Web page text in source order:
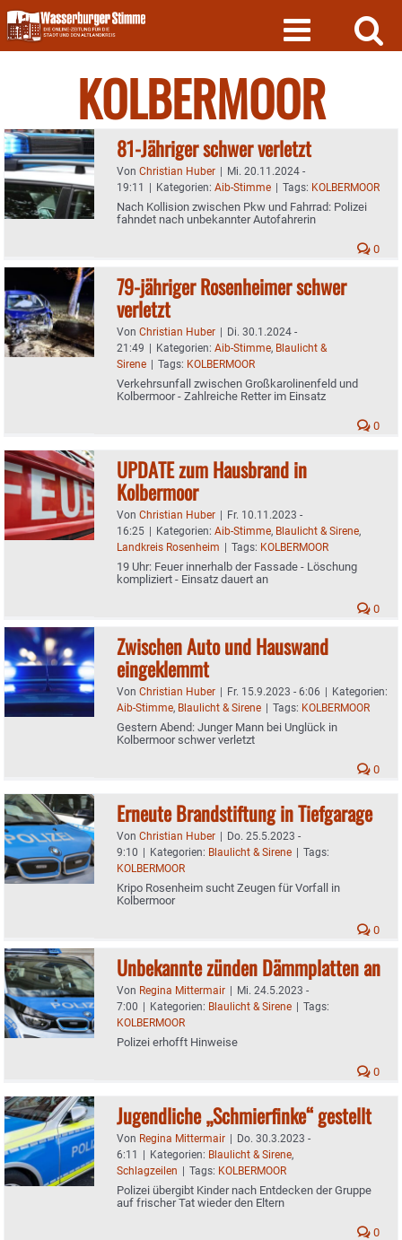
Skip
to
content
KOLBERMOOR
81-Jähriger schwer verletzt
Von Christian Huber | Mi. 20.11.2024 -
19:11 | Kategorien: Aib-Stimme | Tags: KOLBERMOOR
Nach Kollision zwischen Pkw und Fahrrad: Polizei
fahndet nach unbekannter Autofahrerin
0
79-jähriger Rosenheimer schwer
verletzt
Von Christian Huber | Di. 30.1.2024 -
21:49 | Kategorien: Aib-Stimme, Blaulicht &
Sirene | Tags: KOLBERMOOR
Verkehrsunfall zwischen Großkarolinenfeld und
Kolbermoor - Zahlreiche Retter im Einsatz
0
UPDATE zum Hausbrand in
Kolbermoor
Von Christian Huber | Fr. 10.11.2023 -
16:25 | Kategorien: Aib-Stimme, Blaulicht & Sirene,
Landkreis Rosenheim | Tags: KOLBERMOOR
19 Uhr: Feuer innerhalb der Fassade - Löschung
kompliziert - Einsatz dauert an
0
Zwischen Auto und Hauswand
eingeklemmt
Von Christian Huber | Fr. 15.9.2023 - 6:06 | Kategorien:
Aib-Stimme, Blaulicht & Sirene | Tags: KOLBERMOOR
Gestern Abend: Junger Mann bei Unglück in
Kolbermoor schwer verletzt
0
Erneute Brandstiftung in Tiefgarage
Von Christian Huber | Do. 25.5.2023 -
9:10 | Kategorien: Blaulicht & Sirene | Tags:
KOLBERMOOR
Kripo Rosenheim sucht Zeugen für Vorfall in
Kolbermoor
0
Unbekannte zünden Dämmplatten an
Von Regina Mittermair | Mi. 24.5.2023 -
7:00 | Kategorien: Blaulicht & Sirene | Tags:
KOLBERMOOR
Polizei erhofft Hinweise
0
Jugendliche „Schmierfinke“ gestellt
Von Regina Mittermair | Do. 30.3.2023 -
6:11 | Kategorien: Blaulicht & Sirene,
Schlagzeilen | Tags: KOLBERMOOR
Polizei übergibt Kinder nach Entdecken der Gruppe
auf frischer Tat wieder den Eltern
0